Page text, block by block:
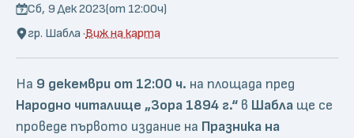
Сб, 9 Дек 2023(от 12:00ч)
гр. Шабла ·Виж на карта
На 9 декември от 12:00 ч. на площада пред
Народно читалище „Зора 1894 г.“ в Шабла ще се
проведе първото издание на Празника на